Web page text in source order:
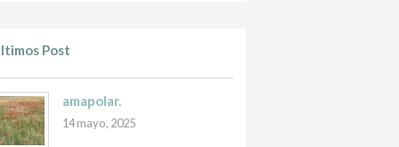
Post
amapolar.
14 mayo, 2025